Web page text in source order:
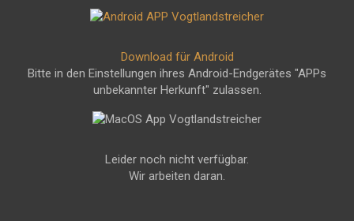
Download für Android
Bitte in den Einstellungen ihres Android-Endgerätes "APPs
unbekannter Herkunft" zulassen.
Leider noch nicht verfügbar.
Wir arbeiten daran.